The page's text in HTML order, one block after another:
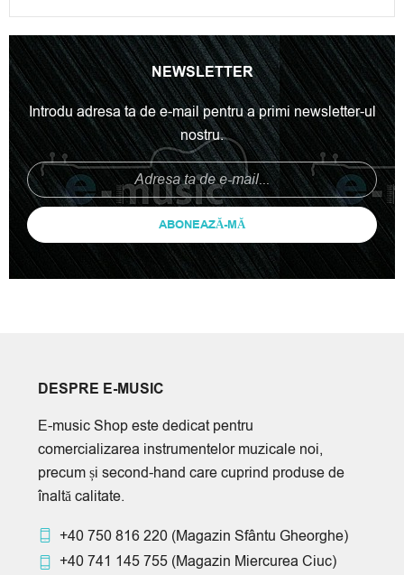
NEWSLETTER
Introdu adresa ta de e-mail pentru a primi newsletter-ul
nostru.
ABONEAZĂ-MĂ
DESPRE E-MUSIC
E-music Shop este dedicat pentru
comercializarea instrumentelor muzicale noi,
precum și second-hand care cuprind produse de
înaltă calitate.
+40 750 816 220 (Magazin Sfântu Gheorghe)
+40 741 145 755 (Magazin Miercurea Ciuc)